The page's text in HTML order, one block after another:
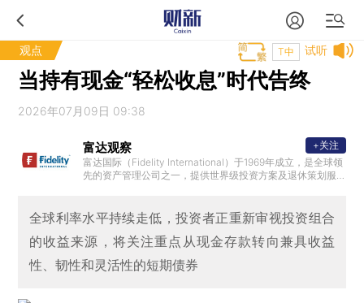
观点 试听
T中
当持有现金“轻松收息”时代告终
2026年07月09日 09:38
富达观察
富达国际（Fidelity International）于1969年成立，是全球领
先的资产管理公司之一，提供世界级投资方案及退休策划服
+关注
全球利率水平持续走低，投资者正重新审视投资组合
的收益来源，将关注重点从现金存款转向兼具收益
性、韧性和灵活性的短期债券